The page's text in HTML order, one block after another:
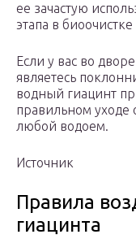
ее зачастую
этапа в
Если у вас во
являетесь
водный гиацинт
правильном уходе
любой водоем.
Источник
Правила
гиацинта